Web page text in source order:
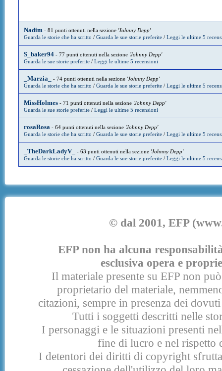
Nadim - 81 punti ottenuti nella sezione 'Johnny Depp'
Guarda le storie che ha scritto / Guarda le sue storie preferite/ Leggi le ultime 5
S_baker94- 77 punti ottenuti nella sezione 'Johnny Depp'
Guarda le sue storie preferite/ Leggi le ultime 5 recensioni
_Marzia_ - 74 punti ottenuti nella sezione 'Johnny Depp'
Guarda le storie che ha scritto / Guarda le sue storie preferite/ Leggi le ultime 5
MissHolmes- 71 punti ottenuti nella sezione 'Johnny Depp'
Guarda le sue storie preferite/ Leggi le ultime 5 recensioni
rosaRosa - 64 punti ottenuti nella sezione 'Johnny Depp'
Guarda le storie che ha scritto / Guarda le sue storie preferite/ Leggi le ultime 5
_TheDarkLadyV_ - 63 punti ottenuti nella sezione 'Johnny Depp'
Guarda le storie che ha scritto / Guarda le sue storie preferite/ Leggi le ultime 5
© dal 2001, EFP
EFP non ha alcuna
esclusiva opera e
Il materiale presente su EFP non
proprietario del materiale,
citazioni, sempre in presenza dei
Tutti i soggetti descritti nelle
I personaggi e le situazioni presenti
fine di lucro e nel rispetto
I detentori dei diritti di copyright